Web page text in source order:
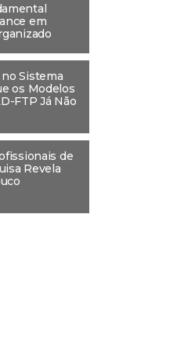
em
Sistema
os Modelos
FTP Já Não
de
Revela